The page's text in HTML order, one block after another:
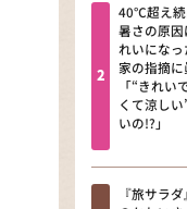
河
「
か
に
40℃超え続
暑さの原因
れいにな
家の指摘
「“きれい
くて涼し
いの!?」
『旅サラ